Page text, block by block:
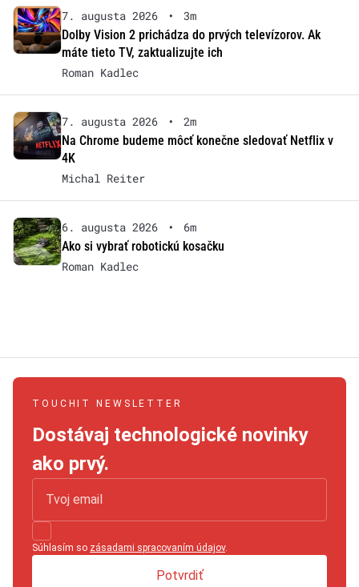
7. augusta 2026 •
3m
Dolby Vision 2 prichádza do prvých televízorov. Ak
máte tieto TV, zaktualizujte ich
Roman Kadlec
7. augusta 2026 •
2m
Na Chrome budeme môcť konečne sledovať Netflix v
4K
Michal Reiter
6. augusta 2026 •
6m
Ako si vybrať robotickú kosačku
Roman Kadlec
TOUCHIT NEWSLETTER
Dostávaj technologické novinky
ako prvý.
Súhlasím so zásadami spracovaním údajov.
Potvrdiť